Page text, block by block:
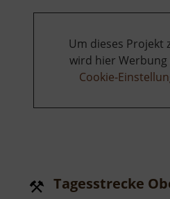
Um dieses Projekt
wird hier
Cookie-
Tagesstrecke